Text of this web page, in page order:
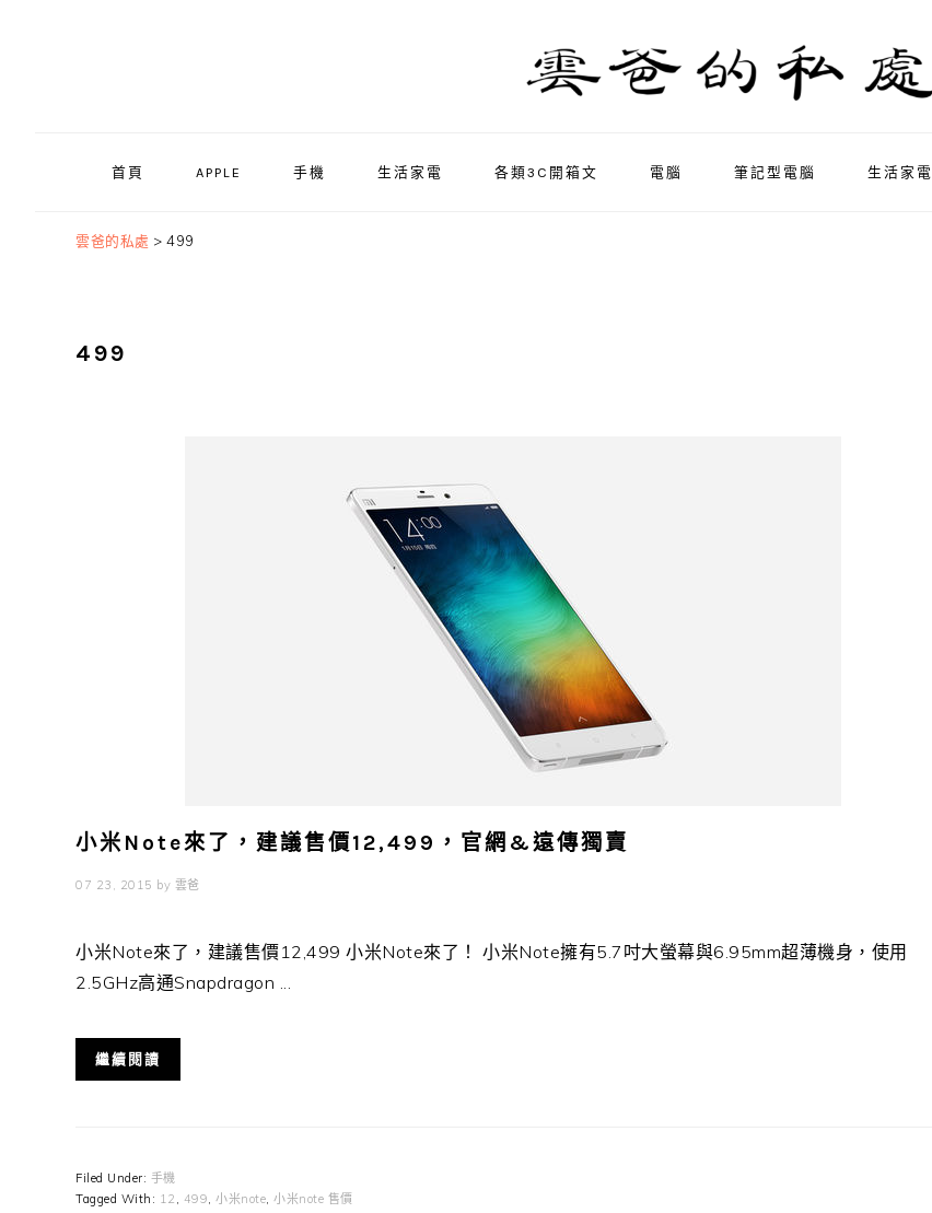
首頁 APPLE 手機 生活家電 各類3C開箱文 電腦 筆記型電腦 生活家電
雲爸的私處 > 499
499
小米Note來了，建議售價12,499，官網&遠傳獨賣
07 23, 2015 by 雲爸
小米Note來了，建議售價12,499 小米Note來了！ 小米Note擁有5.7吋大螢幕與6.95mm超薄機身，使用
2.5GHz高通Snapdragon ...
繼續閱讀
Filed Under: 手機
Tagged With: 12 , 499, 小米note, 小米note 售價